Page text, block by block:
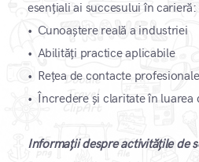
esențiali ai succesului în carieră:
• Cunoaștere reală a industriei
•Abilități practice aplicabile
• Rețea de contacte profesionale
• Încredere și claritate în luarea
Informații despre activitățile de